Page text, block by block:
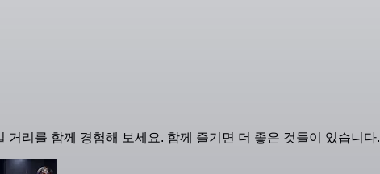
리를 함께 경험해 보세요. 함께 즐기면 더 좋은 것들이 있습니다.